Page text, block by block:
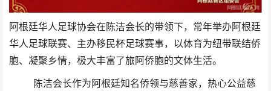
阿根廷华人足球协会在陈洁会长的带领下，常年举办阿根廷
华人足球联赛、主办移民杯足球赛事，以体育为纽带联结侨
胞、凝聚乡情，极大丰富了旅阿侨胞的文体生活。
陈洁会长作为阿根廷知名侨领与慈善家，热心公益慈